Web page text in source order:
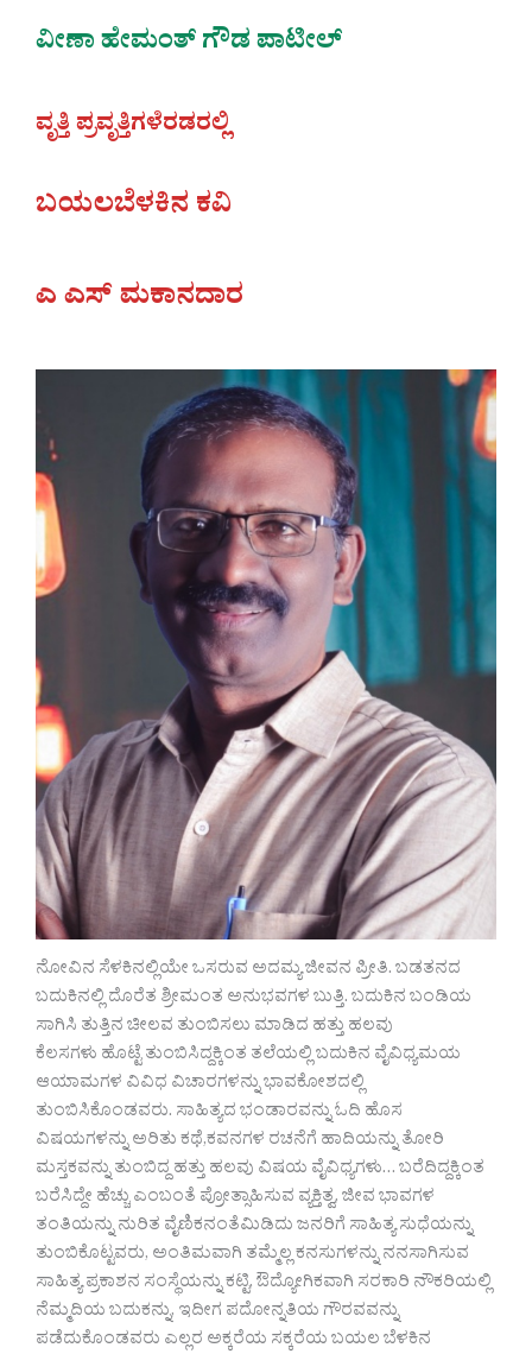
ವೀಣಾ‌ ಹೇಮಂತ್‌ ಗೌಡ ಪಾಟೀಲ್
ವೃತ್ತಿ ಪ್ರವೃತ್ತಿಗಳೆರಡರಲ್ಲಿ
ಬಯಲಬೆಳಕಿನ ಕವಿ
ಎ ಎಸ್ ಮಕಾನದಾರ
ನೋವಿನ ಸೆಳಕಿನಲ್ಲಿಯೇ ಒಸರುವ ಅದಮ್ಯ ಜೀವನ ಪ್ರೀತಿ. ಬಡತನದ
ಬದುಕಿನಲ್ಲಿ ದೊರೆತ ಶ್ರೀಮಂತ ಅನುಭವಗಳ ಬುತ್ತಿ. ಬದುಕಿನ ಬಂಡಿಯ
ಸಾಗಿಸಿ ತುತ್ತಿನ ಚೀಲವ ತುಂಬಿಸಲು ಮಾಡಿದ ಹತ್ತು ಹಲವು
ಕೆಲಸಗಳು ಹೊಟ್ಟೆ ತುಂಬಿಸಿದ್ದಕ್ಕಿಂತ ತಲೆಯಲ್ಲಿ ಬದುಕಿನ ವೈವಿಧ್ಯಮಯ
ಆಯಾಮಗಳ ವಿವಿಧ ವಿಚಾರಗಳನ್ನು ಭಾವಕೋಶದಲ್ಲಿ
ತುಂಬಿಸಿಕೊಂಡವರು. ಸಾಹಿತ್ಯದ ಭಂಡಾರವನ್ನು ಓದಿ ಹೊಸ
ವಿಷಯಗಳನ್ನು ಅರಿತು ಕಥೆ,ಕವನಗಳ ರಚನೆಗೆ ಹಾದಿಯನ್ನು ತೋರಿ
ಮಸ್ತಕವನ್ನು ತುಂಬಿದ್ದ ಹತ್ತು ಹಲವು ವಿಷಯ ವೈವಿಧ್ಯಗಳು… ಬರೆದಿದ್ದಕ್ಕಿಂತ
ಬರೆಸಿದ್ದೇ ಹೆಚ್ಚು ಎಂಬಂತೆ ಪ್ರೋತ್ಸಾಹಿಸುವ ವ್ಯಕ್ತಿತ್ವ, ಜೀವ ಭಾವಗಳ
ತಂತಿಯನ್ನು ನುರಿತ ವೈಣಿಕನಂತೆಮಿಡಿದು ಜನರಿಗೆ ಸಾಹಿತ್ಯ ಸುಧೆಯನ್ನು
ತುಂಬಿಕೊಟ್ಟವರು, ಅಂತಿಮವಾಗಿ ತಮ್ಮೆಲ್ಲ ಕನಸುಗಳನ್ನು ನನಸಾಗಿಸುವ
ಸಾಹಿತ್ಯ ಪ್ರಕಾಶನ ಸಂಸ್ಥೆಯನ್ನು ಕಟ್ಟಿ, ಔದ್ಯೋಗಿಕವಾಗಿ ಸರಕಾರಿ ನೌಕರಿಯಲ್ಲಿ
ನೆಮ್ಮದಿಯ ಬದುಕನ್ನು, ಇದೀಗ ಪದೋನ್ನತಿಯ ಗೌರವವನ್ನು
ಪಡೆದುಕೊಂಡವರು ಎಲ್ಲರ ಅಕ್ಕರೆಯ ಸಕ್ಕರೆಯ ಬಯಲ ಬೆಳಕಿನ